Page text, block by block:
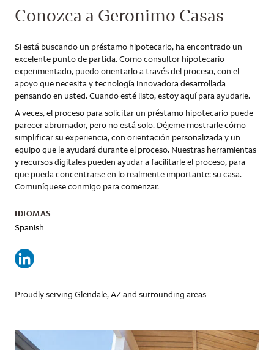
Conozca a Geronimo Casas
Si está buscando un préstamo hipotecario, ha encontrado un
excelente punto de partida. Como consultor hipotecario
experimentado, puedo orientarlo a través del proceso, con el
apoyo que necesita y tecnología innovadora desarrollada
pensando en usted. Cuando esté listo, estoy aquí para ayudarle.
A veces, el proceso para solicitar un préstamo hipotecario puede
parecer abrumador, pero no está solo. Déjeme mostrarle cómo
simplificar su experiencia, con orientación personalizada y un
equipo que le ayudará durante el proceso. Nuestras herramientas
y recursos digitales pueden ayudar a facilitarle el proceso, para
que pueda concentrarse en lo realmente importante: su casa.
Comuníquese conmigo para comenzar.
IDIOMAS
Spanish
Proudly serving Glendale, AZ and surrounding areas